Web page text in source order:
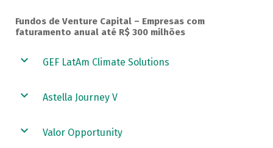
Fundos de Venture Capital – Empresas com
faturamento anual até R$ 300 milhões
GEF LatAm Climate Solutions
Astella Journey V
Valor Opportunity